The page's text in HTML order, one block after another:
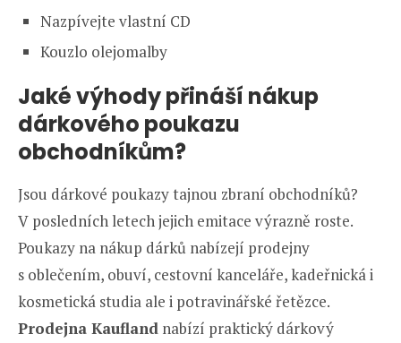
Nazpívejte vlastní CD
Kouzlo olejomalby
Jaké výhody přináší nákup
dárkového poukazu
obchodníkům?
Jsou dárkové poukazy tajnou zbraní obchodníků?
V posledních letech jejich emitace výrazně roste.
Poukazy na nákup dárků nabízejí prodejny
s oblečením, obuví, cestovní kanceláře, kadeřnická i
kosmetická studia ale i potravinářské řetězce.
Prodejna Kaufland nabízí praktický dárkový